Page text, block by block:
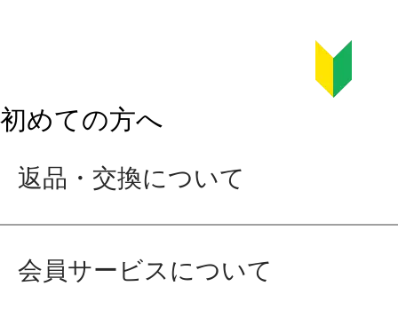
初めての方へ
返品・交換について
会員サービスについて